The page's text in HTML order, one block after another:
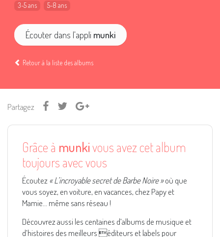
3-5 ans
5-8 ans
Écouter dans l'appli munki
Retour à la liste des albums
Partagez
Grâce à munkivous avez cet album
toujours avec vous
Écoutez « L’incroyable secret de Barbe Noire »où que
vous soyez, en voiture, en vacances, chez Papy et
Mamie... même sans réseau !
Découvrez aussi les centaines d’albums de musique et
d’histoires des meilleurs éditeurs et labels pour